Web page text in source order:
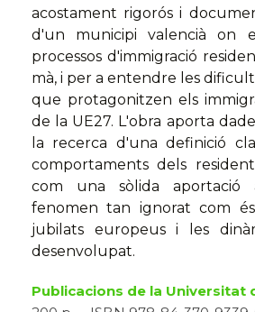
acostament rigorós i
d'un municipi valencià on
processos d'immigració
mà, i per a entendre les
que protagonitzen els
de la UE27. L'obra aporta
la recerca d'una definició
comportaments dels
com una sòlida aportació
fenomen tan ignorat com
jubilats europeus i les
desenvolupat.
Publicacions de la Universitat